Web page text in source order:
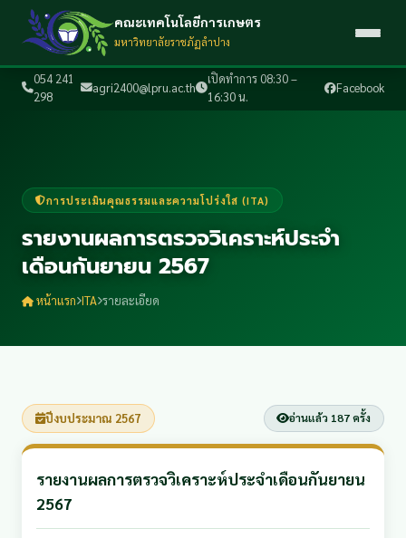
054 241
298
agri2400@lpru.ac.th
เปิดทำการ 08:30 –
16:30 น.
Facebook
คณะเทคโนโลยีการเกษตร
มหาวิทยาลัยราชภัฏลำปาง
การประเมินคุณธรรมและความโปร่งใส (ITA)
รายงานผลการตรวจวิเคราะห์ประจำ
เดือนกันยายน 2567
หน้าแรก ITA รายละเอียด
ปีงบประมาณ 2567 อ่านแล้ว 187 ครั้ง
รายงานผลการตรวจวิเคราะห์ประจำเดือนกันยายน
2567